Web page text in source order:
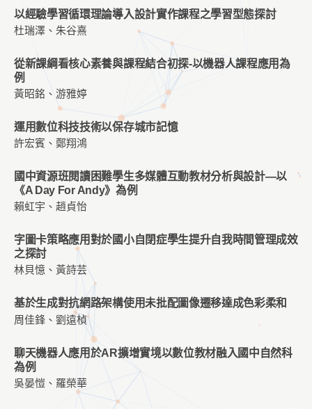
以經驗學習循環理論導入設計實作課程之學習型態探討
杜瑞澤、朱谷熹
從新課綱看核心素養與課程結合初探-以機器人課程應用為
例
黃昭銘、游雅婷
運用數位科技技術以保存城市記憶
許宏賓、鄭翔鴻
國中資源班閱讀困難學生多媒體互動教材分析與設計—以
《A Day For Andy》為例
賴虹宇、趙貞怡
字圖卡策略應用對於國小自閉症學生提升自我時間管理成效
之探討
林貝憶、黃詩芸
基於生成對抗網路架構使用未批配圖像遷移達成色彩柔和
周佳鋒、劉遠楨
聊天機器人應用於AR擴增實境以數位教材融入國中自然科
為例
吳晏愷、羅榮華